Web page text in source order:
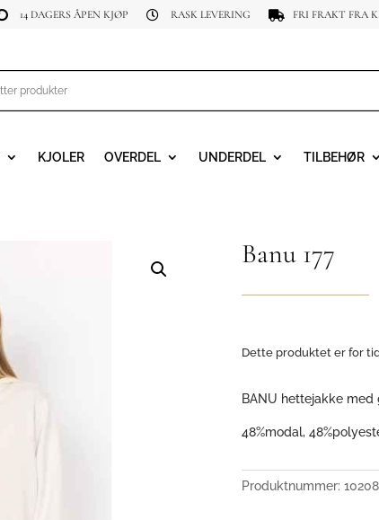
14 DAGERS ÅPEN KJØP  RASK LEVERING  FRI FRAKT FRA
KJOLER OVERDEL UNDERDEL TILBEHØR
Banu 177
Dette produktet er for
BANU hettejakke
48%modal,
Produktnummer: